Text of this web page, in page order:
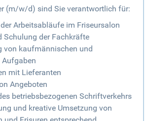
(m/w/d) sind Sie verantwortlich für:
Arbeitsabläufe im Friseursalon
Schulung der Fachkräfte
von kaufmännischen und
mit Lieferanten
Angeboten
betriebsbezogenen Schriftverkehrs
und kreative Umsetzung von